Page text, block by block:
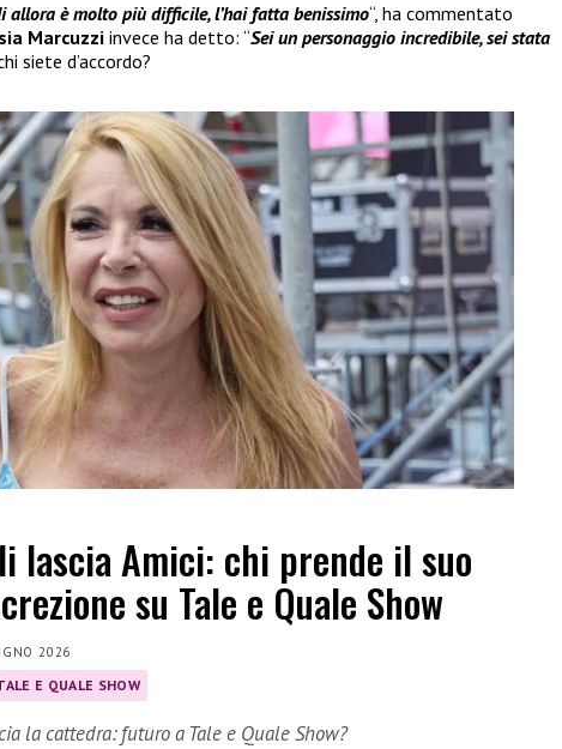
allora è molto più difficile, l’hai fatta benissimo“, ha commentato
Marcuzzi invece ha detto: “Sei un personaggio incredibile, sei stata
siete d’accordo?
lascia Amici: chi prende il suo
su Tale e Quale Show
2026
E QUALE SHOW
la cattedra: futuro a Tale e Quale Show?